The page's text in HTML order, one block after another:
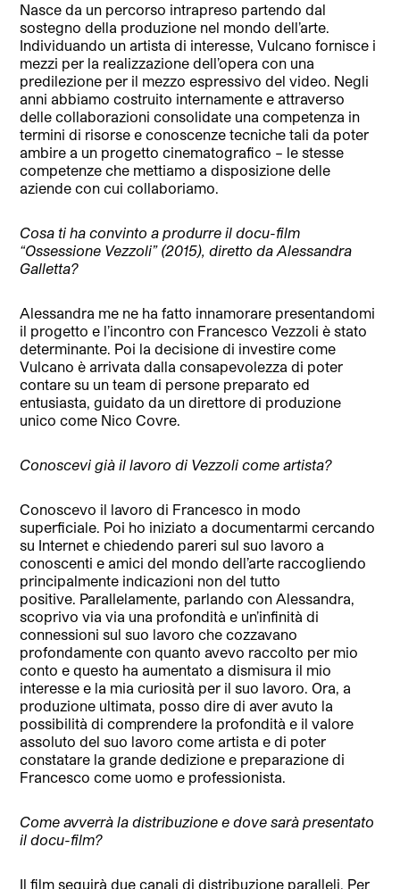
Nasce da un percorso intrapreso partendo dal
sostegno della produzione nel mondo dell’arte.
Individuando un artista di interesse, Vulcano fornisce i
mezzi per la realizzazione dell’opera con una
predilezione per il mezzo espressivo del video. Negli
anni abbiamo costruito internamente e attraverso
delle collaborazioni consolidate una competenza in
termini di risorse e conoscenze tecniche tali da poter
ambire a un progetto cinematografico – le stesse
competenze che mettiamo a disposizione delle
aziende con cui collaboriamo.
Cosa ti ha convinto a produrre il docu-film
“Ossessione Vezzoli” (2015), diretto da Alessandra
Galletta?
Alessandra me ne ha fatto innamorare presentandomi
il progetto e l’incontro con Francesco Vezzoli è stato
determinante. Poi la decisione di investire come
Vulcano è arrivata dalla consapevolezza di poter
contare su un team di persone preparato ed
entusiasta, guidato da un direttore di produzione
unico come Nico Covre.
Conoscevi già il lavoro di Vezzoli come artista?
Conoscevo il lavoro di Francesco in modo
superficiale. Poi ho iniziato a documentarmi cercando
su Internet e chiedendo pareri sul suo lavoro a
conoscenti e amici del mondo dell’arte raccogliendo
principalmente indicazioni non del tutto
positive. Parallelamente, parlando con Alessandra,
scoprivo via via una profondità e un’infinità di
connessioni sul suo lavoro che cozzavano
profondamente con quanto avevo raccolto per mio
conto e questo ha aumentato a dismisura il mio
interesse e la mia curiosità per il suo lavoro. Ora, a
produzione ultimata, posso dire di aver avuto la
possibilità di comprendere la profondità e il valore
assoluto del suo lavoro come artista e di poter
constatare la grande dedizione e preparazione di
Francesco come uomo e professionista.
Come avverrà la distribuzione e dove sarà presentato
il docu-film?
Il film seguirà due canali di distribuzione paralleli. Per